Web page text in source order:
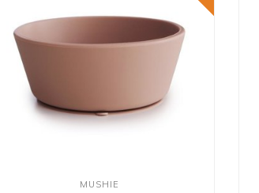
MUSHIE